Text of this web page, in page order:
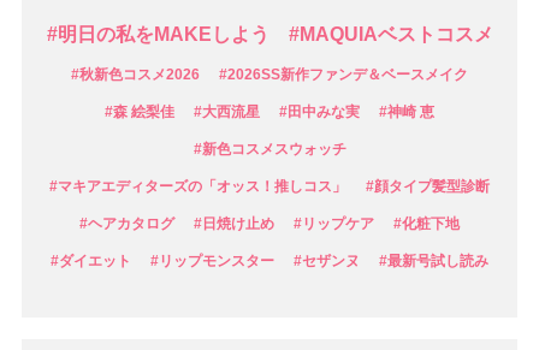
#明日の私をMAKEしよう #MAQUIAベストコスメ
#秋新色コスメ2026 #2026SS新作ファンデ＆ベースメイク
#森 絵梨佳 #大西流星 #田中みな実 #神崎 恵
#新色コスメスウォッチ
#マキアエディターズの「オッス！推しコス」 #顔タイプ髪型診断
#ヘアカタログ #日焼け止め #リップケア #化粧下地
#ダイエット #リップモンスター #セザンヌ #最新号試し読み